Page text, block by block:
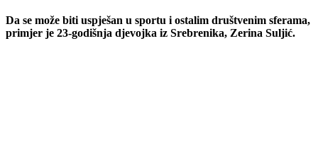
Da se može biti uspješan u sportu i ostalim društvenim sferama,
primjer je 23-godišnja djevojka iz Srebrenika, Zerina Suljić.